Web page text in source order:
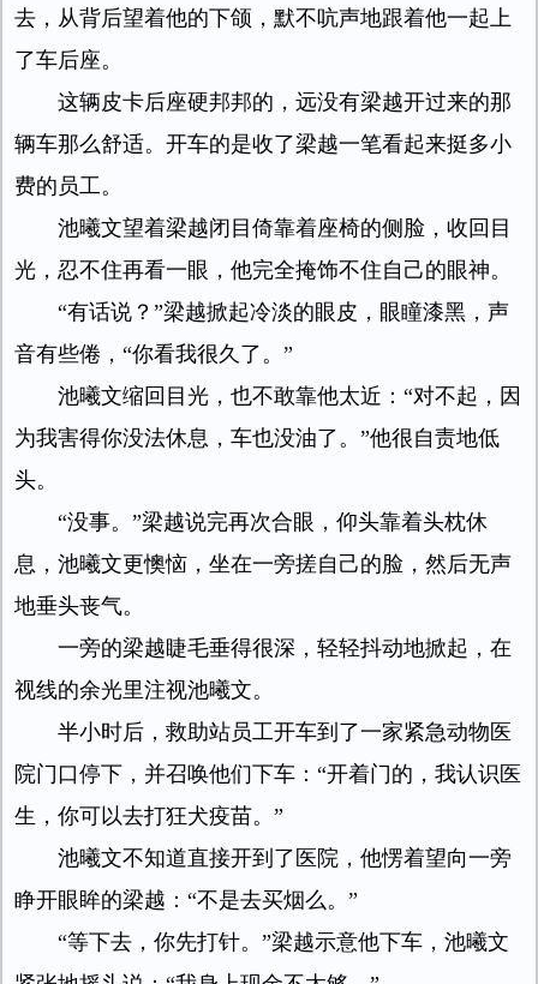
去，从背后望着他的下颌，默不吭声地跟着他一起上
了车后座。
这辆皮卡后座硬邦邦的，远没有梁越开过来的那
辆车那么舒适。开车的是收了梁越一笔看起来挺多小
费的员工。
池曦文望着梁越闭目倚靠着座椅的侧脸，收回目
光，忍不住再看一眼，他完全掩饰不住自己的眼神。
“有话说？”梁越掀起冷淡的眼皮，眼瞳漆黑，声
音有些倦，“你看我很久了。”
池曦文缩回目光，也不敢靠他太近：“对不起，因
为我害得你没法休息，车也没油了。”他很自责地低
头。
“没事。”梁越说完再次合眼，仰头靠着头枕休
息，池曦文更懊恼，坐在一旁搓自己的脸，然后无声
地垂头丧气。
一旁的梁越睫毛垂得很深，轻轻抖动地掀起，在
视线的余光里注视池曦文。
半小时后，救助站员工开车到了一家紧急动物医
院门口停下，并召唤他们下车：“开着门的，我认识医
生，你可以去打狂犬疫苗。”
池曦文不知道直接开到了医院，他愣着望向一旁
睁开眼眸的梁越：“不是去买烟么。”
“等下去，你先打针。”梁越示意他下车，池曦文